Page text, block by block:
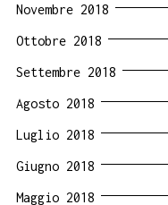
Novembre 2018
Ottobre 2018
Settembre 2018
Agosto 2018
Luglio 2018
Giugno 2018
Maggio 2018